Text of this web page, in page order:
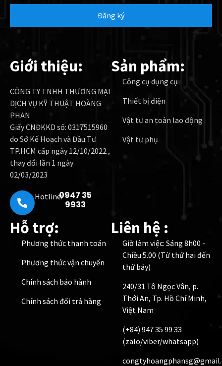
Đăng ký
Giới thiệu:
CÔNG TY TNHH THƯƠNG MẠI
DỊCH VỤ KỸ THUẬT HOÀNG
PHAN
Giấy CNĐKKD số: 0317515960
do Sở Kế Hoạch và Đầu Tư
TP.HCM cấp ngày 12/10/2022 ,
thay đổi lần 1 ngày
02/03/2023
Hotline:0947 35
9933
Sản phẩm:
Công cụ dụng cụ
Thiết bị điện
Vật tư an toàn lao động
Vật tư phụ
Hỗ trợ:
Phương thức thanh toán
Phương thức vận chuyển
Chính sách bảo hành
Chính sách đổi trả hàng
Liên hệ :
Giờ làm việc: Sáng 8h00 -
Chiều 5.00 (Từ thứ hai đến
thứ bảy)
240/31 Tô Ngọc Vân, p.
Thới An, Tp. Hồ Chí Minh,
Việt Nam
(+84) 947 35 99 33
(zalo/viber/whatsapp)